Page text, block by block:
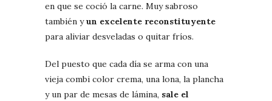
en que se coció la carne. Muy sabroso
también yun excelente reconstituyente
para aliviar desveladas o quitar fríos.
Del puesto que cada día se arma con una
vieja combi color crema, una lona, la plancha
y un par de mesas de lámina, sale el